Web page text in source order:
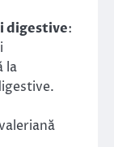
digestive:
la